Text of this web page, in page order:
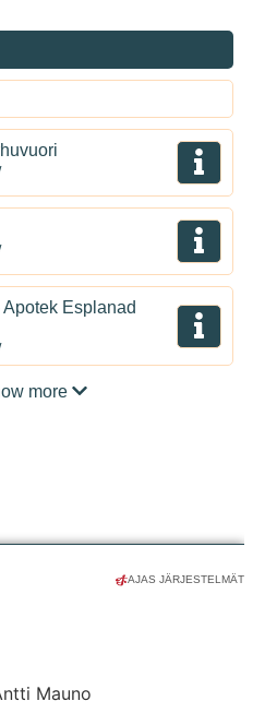
AJAS JÄRJESTELMÄT